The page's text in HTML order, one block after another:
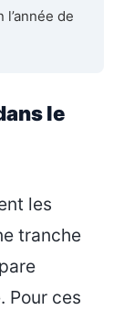
de
le
les
tranche
Pour ces